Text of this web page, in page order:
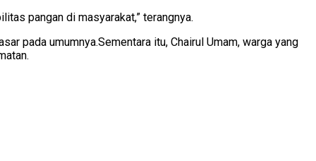
pangan di masyarakat,” terangnya.
pada umumnya.Sementara itu, Chairul Umam, warga yang